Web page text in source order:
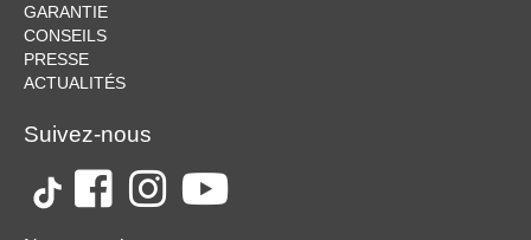
GARANTIE
CONSEILS
PRESSE
ACTUALITÉS
Suivez-nous